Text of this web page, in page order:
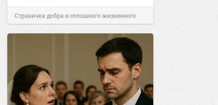
Страничка добра и сплошного жизненного
позитива!04:0008 фев 2022